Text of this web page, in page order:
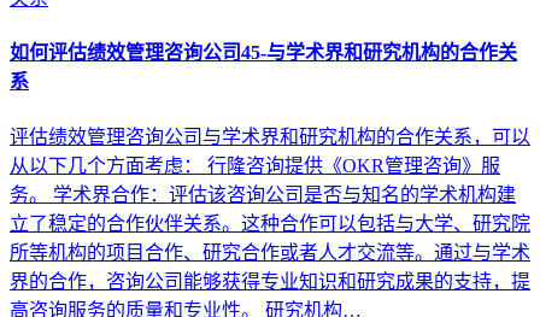
如何评估绩效管理咨询公司45-与学术界和研究机构的合作关
系
评估绩效管理咨询公司与学术界和研究机构的合作关系，可以
从以下几个方面考虑： 行隆咨询提供《OKR管理咨询》服
务。 学术界合作：评估该咨询公司是否与知名的学术机构建
立了稳定的合作伙伴关系。这种合作可以包括与大学、研究院
所等机构的项目合作、研究合作或者人才交流等。通过与学术
界的合作，咨询公司能够获得专业知识和研究成果的支持，提
高咨询服务的质量和专业性。 研究机构…